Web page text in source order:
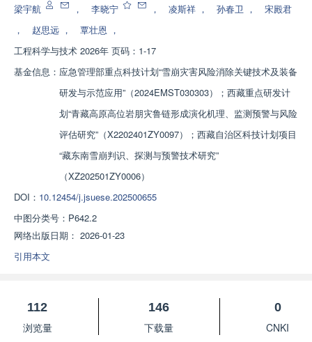
习模型的新方法，显著提升了模型性能精度，为高山寒区雪崩风险防控提供科
”
梁宇航 ， 李晓宁 ， 凌斯祥 ， 孙春卫 ，
宋殿君
，
赵思远 ， 覃壮恩 ，
工程科学与技术 2026年 页码：1-17
基金信息： 应急管理部重点科技计划“雪崩灾害风险消除关键技术及装备
研发与示范应用”（2024EMST030303）；西藏重点研发计
划“青藏高原高位岩朋灾鲁链形成演化机理、监测预警与风险
评估研究”（X2202401ZY0097）；西藏自治区科技计划项目
“藏东南雪崩判识、探测与预警技术研究”
（XZ202501ZY0006）
DOI： 10.12454/j.jsuese.202500655
中图分类号： P642.2
网络出版日期： 2026-01-23
引用本文
112
浏览量
146
下载量
0
CNKI